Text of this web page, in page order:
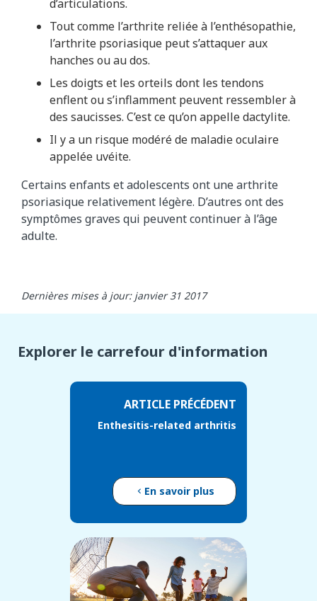
d’articulations.
Tout comme l’arthrite reliée à l’enthésopathie,
l’arthrite psoriasique peut s’attaquer aux
hanches ou au dos.
Les doigts et les orteils dont les tendons
enflent ou s’inflamment peuvent ressembler à
des saucisses. C’est ce qu’on appelle dactylite.
Il y a un risque modéré de maladie oculaire
appelée uvéite.
Certains enfants et adolescents ont une arthrite
psoriasique relativement légère. D’autres ont des
symptômes graves qui peuvent continuer à l’âge
adulte.
Dernières mises à jour: janvier 31 2017
Explorer le carrefour d'information
ARTICLE PRÉCÉDENT
Enthesitis-related arthritis
En savoir plus